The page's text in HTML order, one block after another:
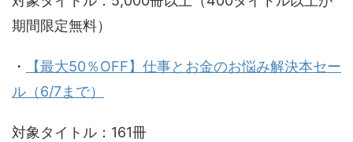
期間限定無料）
・
【最大50％OFF】仕事とお金のお悩み解決本セー
ル（6/7まで）
対象タイトル：161冊